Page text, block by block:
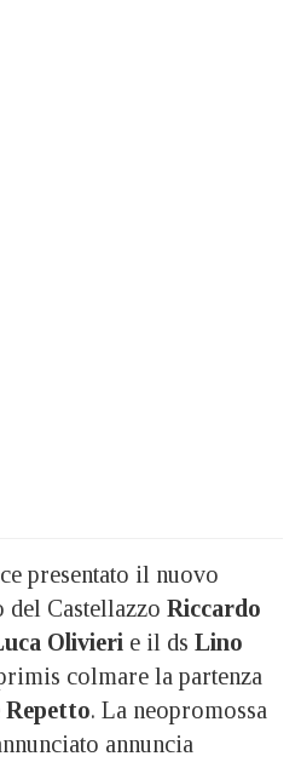
presentato il nuovo
del Castellazzo Riccardo
Olivieri e il ds Lino
colmare la partenza
Repetto. La neopromossa
annuncia